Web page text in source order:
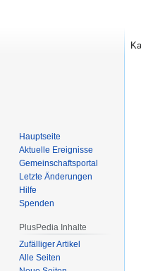
Hauptseite
Aktuelle Ereignisse
Gemeinschafts­portal
Letzte Änderungen
Hilfe
Spenden
PlusPedia Inhalte
Zufälliger Artikel
Alle Seiten